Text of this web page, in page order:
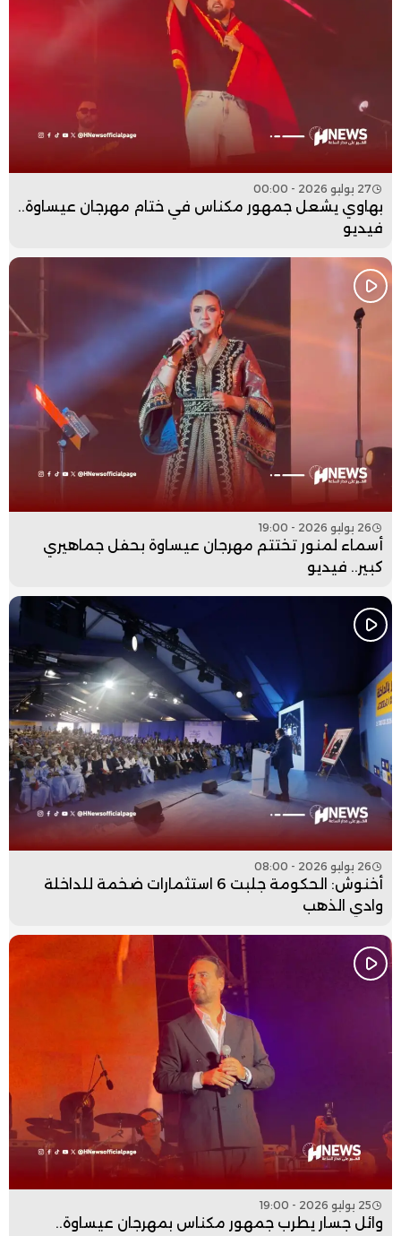
27 يوليو 2026 - 00:00
بهاوي يشعل جمهور مكناس في ختام مهرجان عيساوة..
فيديو
26 يوليو 2026 - 19:00
أسماء لمنور تختتم مهرجان عيساوة بحفل جماهيري
كبير.. فيديو
26 يوليو 2026 - 08:00
أخنوش: الحكومة جلبت 6 استثمارات ضخمة للداخلة
وادي الذهب
25 يوليو 2026 - 19:00
وائل جسار يطرب جمهور مكناس بمهرجان عيساوة..